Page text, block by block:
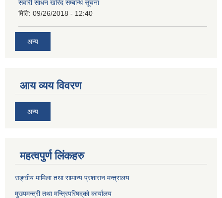
सवारी साधन खरिद सम्बन्धि सूचना
मिति: 09/26/2018 - 12:40
अन्य
आय व्यय विवरण
अन्य
महत्वपुर्ण लिंकहरु
सङ्घीय मामिला तथा सामान्य प्रशासन मन्त्रालय
मुख्यमन्त्री तथा मन्त्रिपरिषद्‌को कार्यालय